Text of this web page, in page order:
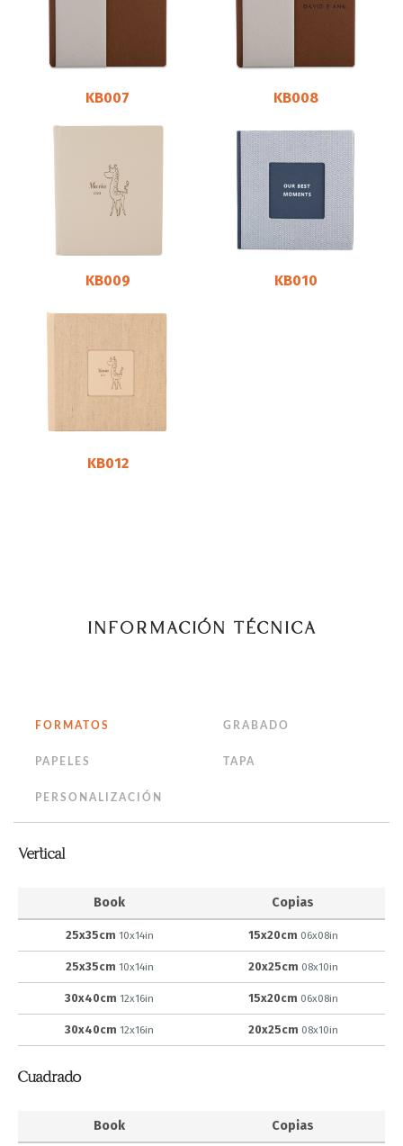
KB007 KB008
KB009 KB010
KB012
INFORMACIÓN TÉCNICA
FORMATOS GRABADO
PAPELES TAPA
PERSONALIZACIÓN
Vertical
Book Copias
25x35cm 10x14in 15x20cm 06x08in
25x35cm 10x14in 20x25cm 08x10in
30x40cm 12x16in 15x20cm 06x08in
30x40cm 12x16in 20x25cm 08x10in
Cuadrado
Book Copias